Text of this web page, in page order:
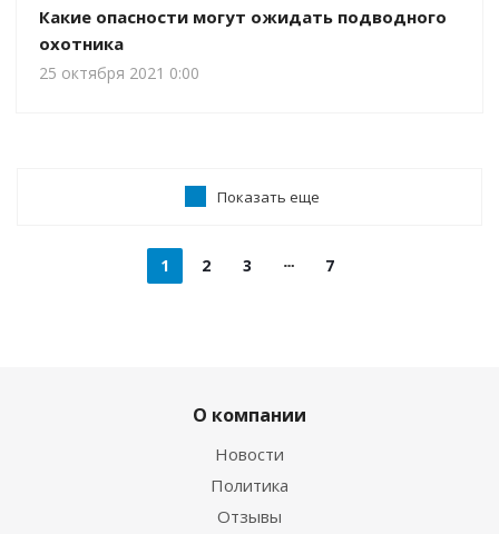
Какие опасности могут ожидать подводного
охотника
25 октября 2021 0:00
Показать еще
1 2 3 7
О компании
Новости
Политика
Отзывы